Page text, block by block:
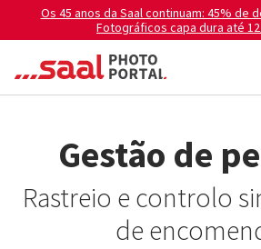
Os 45 anos da Saal continuam: 45% de
Fotográficos capa dura até
Gestão de
Rastreio e controlo
de